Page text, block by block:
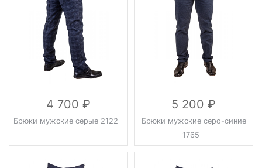
4 700
Брюки мужские серые 2122
5 200
Брюки мужские серо-синие
1765